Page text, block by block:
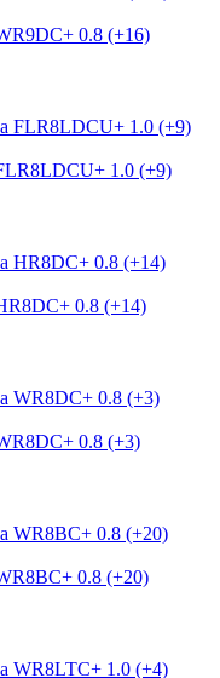
0.8 (+16)
1.0 (+9)
0.8 (+14)
0.8 (+3)
0.8 (+20)